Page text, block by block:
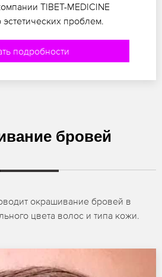
TIBET-MEDICINE
проблем.
подробности
бровей
окрашивание бровей в
цвета волос и типа кожи.